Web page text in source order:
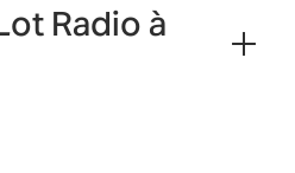
Radio à